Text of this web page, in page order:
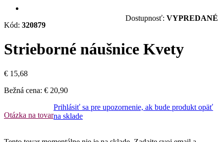
Kód: 320879
Dostupnosť: VYPREDANÉ
Strieborné náušnice Kvety
€ 15,68
Bežná cena: € 20,90
Otázka na tovar
Prihlásiť sa pre upozornenie, ak bude produkt opäť
na sklade